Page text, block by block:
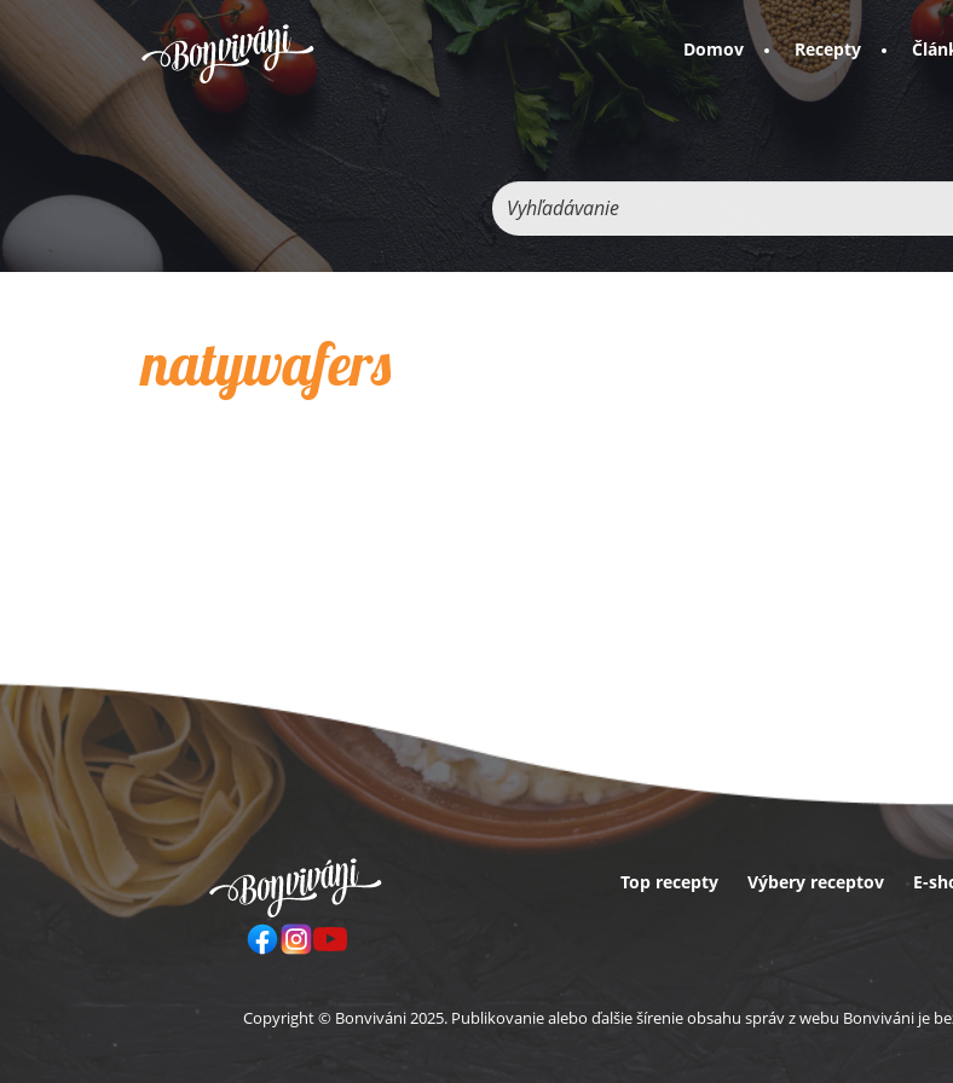
Domov Recepty
Vyhľadávanie
natywafers
Päta
Top recepty Výbery receptov E-
Copyright © Bonviváni 2025. Publikovanie alebo ďalšie šírenie obsahu správ z webu Bonviváni je